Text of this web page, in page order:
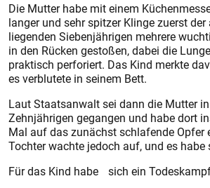
Die Mutter habe mit einem
langer und sehr spitzer Klinge zuerst
liegenden Siebenjährigen mehrere
in den Rücken gestoßen, dabei die
praktisch perforiert. Das Kind merkte
es verblutete in seinem Bett.
Laut Staatsanwalt sei dann die Mutter
Zehnjährigen gegangen und habe dort
Mal auf das zunächst schlafende Opfer
Tochter wachte jedoch auf, und es
Für das Kind habe sich ein